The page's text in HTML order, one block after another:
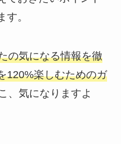
。
の気になる情報を徹
120%楽しむためのガ
、気になりますよ